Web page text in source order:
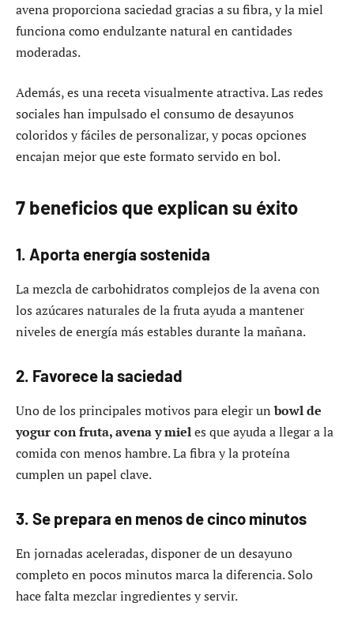
avena proporciona saciedad gracias a su fibra, y la miel
funciona como endulzante natural en cantidades
moderadas.
Además, es una receta visualmente atractiva. Las redes
sociales han impulsado el consumo de desayunos
coloridos y fáciles de personalizar, y pocas opciones
encajan mejor que este formato servido en bol.
7 beneficios que explican su éxito
1. Aporta energía sostenida
La mezcla de carbohidratos complejos de la avena con
los azúcares naturales de la fruta ayuda a mantener
niveles de energía más estables durante la mañana.
2. Favorece la saciedad
Uno de los principales motivos para elegir unbowl de
yogur con fruta, avena y mieles que ayuda a llegar a la
comida con menos hambre. La fibra y la proteína
cumplen un papel clave.
3. Se prepara en menos de cinco minutos
En jornadas aceleradas, disponer de un desayuno
completo en pocos minutos marca la diferencia. Solo
hace falta mezclar ingredientes y servir.